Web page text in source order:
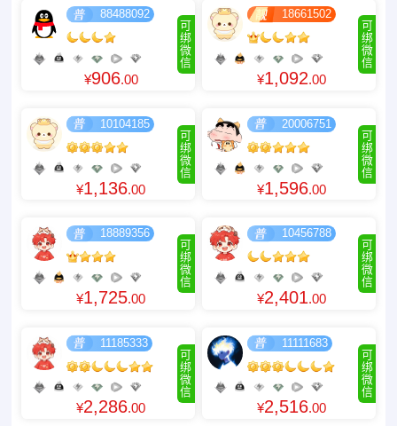
可
绑
微
信
88488092
¥906.00
可
绑
微
信
18661502
¥1,092.00
可
绑
微
信
10104185
¥1,136.00
可
绑
微
信
20006751
¥1,596.00
可
绑
微
信
18889356
¥1,725.00
可
绑
微
信
10456788
¥2,401.00
可
绑
微
信
11185333
¥2,286.00
可
绑
微
信
11111683
¥2,516.00